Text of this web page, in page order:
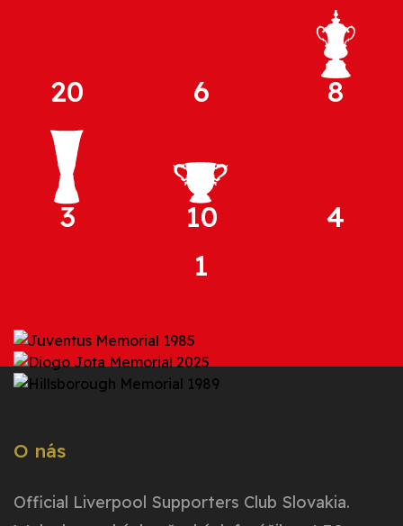
20 6 8
3 10
4
1
O nás
Official Liverpool Supporters Club Slovakia.